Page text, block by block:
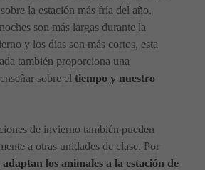
la estación más fría del año.
son más largas durante la
y los días son más cortos, esta
también proporciona una
sobre el tiempo y nuestro
de invierno también pueden
a otras unidades de clase. Por
adaptan los animales a la estación de